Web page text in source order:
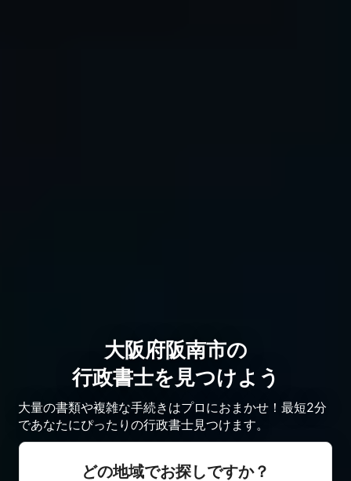
大阪府阪南市の
行政書士を見つけよう
大量の書類や複雑な手続きはプロにおまかせ！最短2分
であなたにぴったりの行政書士見つけます。
どの地域でお探しですか？